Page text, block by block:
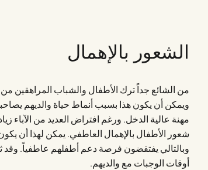
الشعور بالإهمال
من الشائع جداً ترك الأطفال والشباب المراهقين من
ويمكن أن يكون هذا بسبب أنماط حياة والديهم
مهنة عالية الدخل. ورغم افتراض العديد من الآباء
شعور الأطفال بالإهمال العاطفي. يمكن لهذا أن يكون
وبالتالي يفتقضون فرصة دعم أطفلهم عاطفياً. وقد
أوقات الوجبات مع والديهم.